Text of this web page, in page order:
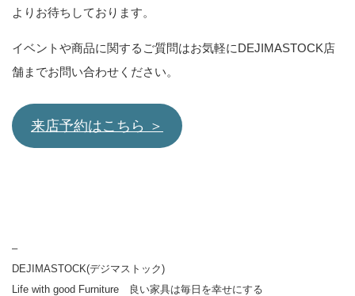
よりお待ちしております。
イベントや商品に関するご質問はお気軽にDEJIMASTOCK店
舗までお問い合わせください。
来店予約はこちら ＞
–
DEJIMASTOCK(デジマストック)
Life with good Furniture 良い家具は毎日を幸せにする